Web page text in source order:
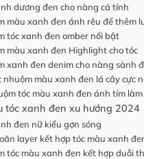
dương đen cho nàng cá tính
màu xanh đen ánh rêu để thêm
tóc xanh đen omber nổi bật
màu xanh đen Highlight cho tóc
xanh đen denim cho nàng sành
nhuộm màu xanh đen lá cây cực
tóc màu xanh đen ánh tím
tóc xanh đen xu hướng 2024
đen nữ kiểu gợn sóng
layer kết hợp tóc màu xanh
tóc màu xanh đen kết hợp duỗi